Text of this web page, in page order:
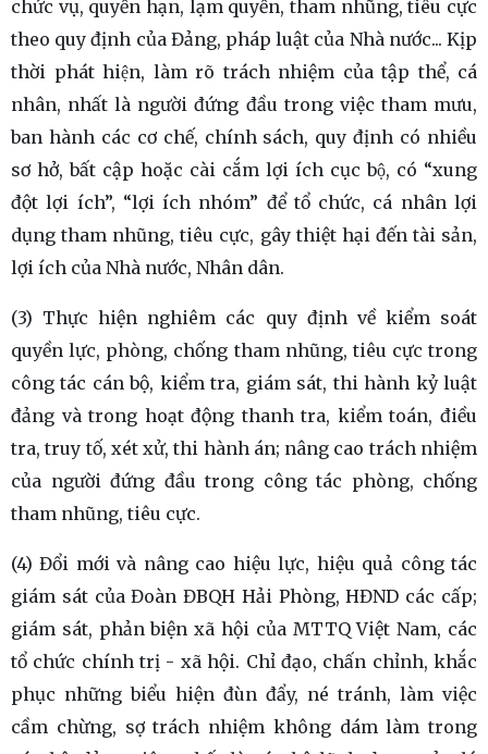
chức vụ, quyền hạn, lạm quyền, tham nhũng, tiêu cực
theo quy định của Đảng, pháp luật của Nhà nước... Kịp
thời phát hiện, làm rõ trách nhiệm của tập thể, cá
nhân, nhất là người đứng đầu trong việc tham mưu,
ban hành các cơ chế, chính sách, quy định có nhiều
sơ hở, bất cập hoặc cài cắm lợi ích cục bộ, có “xung
đột lợi ích”, “lợi ích nhóm” để tổ chức, cá nhân lợi
dụng tham nhũng, tiêu cực, gây thiệt hại đến tài sản,
lợi ích của Nhà nước, Nhân dân.
(3) Thực hiện nghiêm các quy định về kiểm soát
quyền lực, phòng, chống tham nhũng, tiêu cực trong
công tác cán bộ, kiểm tra, giám sát, thi hành kỷ luật
đảng và trong hoạt động thanh tra, kiểm toán, điều
tra, truy tố, xét xử, thi hành án; nâng cao trách nhiệm
của người đứng đầu trong công tác phòng, chống
tham nhũng, tiêu cực.
(4) Đổi mới và nâng cao hiệu lực, hiệu quả công tác
giám sát của Đoàn ĐBQH Hải Phòng, HĐND các cấp;
giám sát, phản biện xã hội của MTTQ Việt Nam, các
tổ chức chính trị - xã hội. Chỉ đạo, chấn chỉnh, khắc
phục những biểu hiện đùn đẩy, né tránh, làm việc
cầm chừng, sợ trách nhiệm không dám làm trong